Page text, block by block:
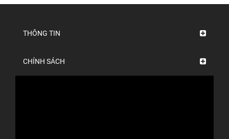
THÔNG TIN
CHÍNH SÁCH